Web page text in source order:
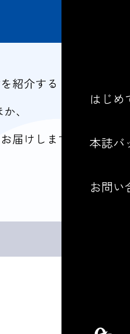
はじめ
本誌バ
お問い